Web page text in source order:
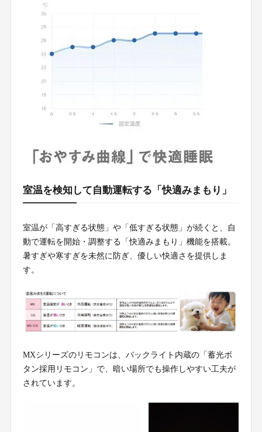
室温を検知して自動運転する「快適みまもり」
室温が「高すぎる状態」や「低すぎる状態」が続くと、自
動で運転を開始・調整する「快適みまもり」機能を搭載。
暑すぎや寒すぎを未然に防ぎ、優しい快適さを提供しま
す。
MXシリーズのリモコンは、バックライト内蔵の「蓄光ボ
タン採用リモコン」で、暗い場所でも操作しやすい工夫が
されています。